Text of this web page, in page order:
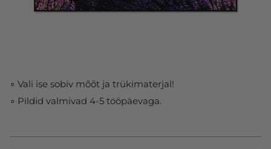
∘ Vali ise sobiv mõõt ja trükimaterjal!
∘ Pildid valmivad 4-5 tööpäevaga.